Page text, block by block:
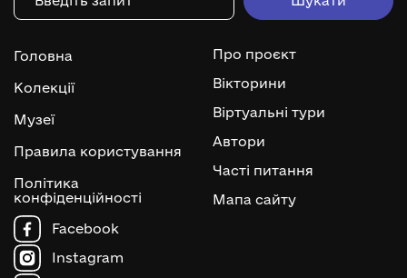
Головна
Колекції
Музеї
Правила користування
Політика
конфіденційності
Про проєкт
Вікторини
Віртуальні тури
Автори
Часті питання
Мапа сайту
Facebook
Instagram